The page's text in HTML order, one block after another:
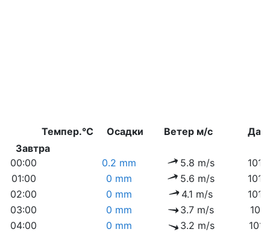
Темпер.°C Осадки Ветер м/с
Завтра
00:00
0.2 mm 5.8 m/s
01:00
0 mm 5.6 m/s
02:00
0 mm 4.1 m/s
03:00
0 mm 3.7 m/s
04:00
0 mm 3.2 m/s